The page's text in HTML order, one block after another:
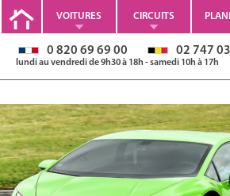
VOITURES CIRCUITS
0 820 69 69 00 02 747
lundi au vendredi de 9h30 à 18h - samedi 10h à 17h